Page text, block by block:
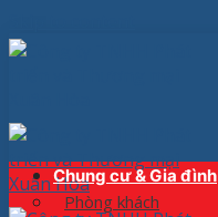
Chung cư & Gia đình
Phòng khách